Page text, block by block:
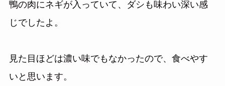
鴨の肉にネギが入っていて、ダシも味わい深い感
じでしたよ。
見た目ほどは濃い味でもなかったので、食べやす
いと思います。